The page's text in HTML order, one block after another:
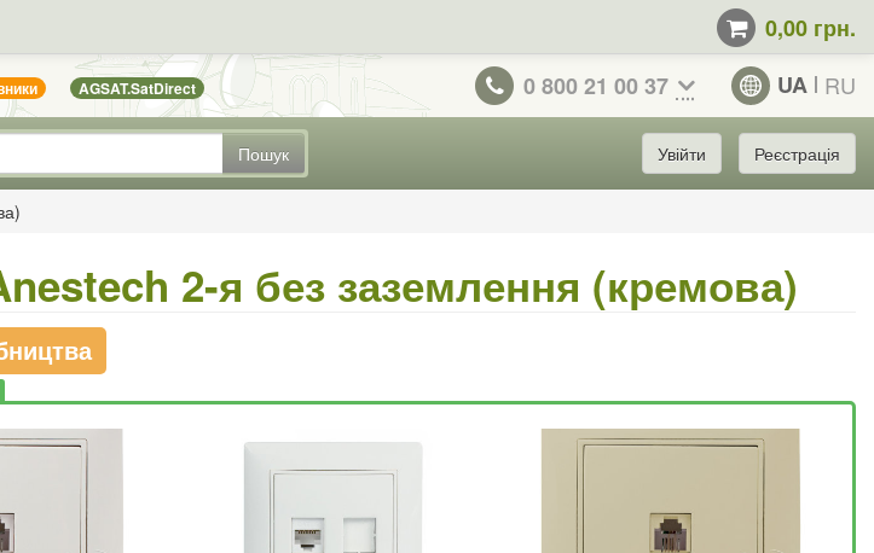
0,00 грн.
AGSAT.SatDirect 0 800 21 00 37 UA RU
Пошук Увійти Реєстрація
2-я без заземлення (кремова)